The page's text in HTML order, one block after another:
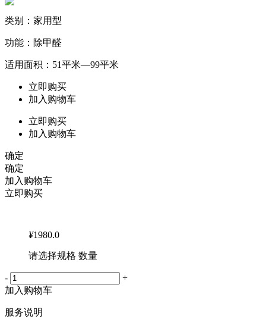
类别：家用型
功能：除甲醛
适用面积：51平米—99平米
立即购买
加入购物车
立即购买
加入购物车
确定
确定
加入购物车
立即购买
¥1980.0
请选择规格 数量
-
+
加入购物车
服务说明